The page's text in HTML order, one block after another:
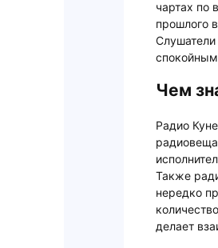
чартах по
прошлого
Слушатели
Чем
Радио
Также
нередко
делает